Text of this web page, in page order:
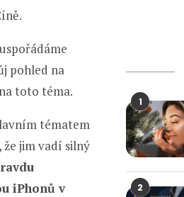
pohled na
toto téma.
tématem
jim vadí silný
iPhonů v
1
2